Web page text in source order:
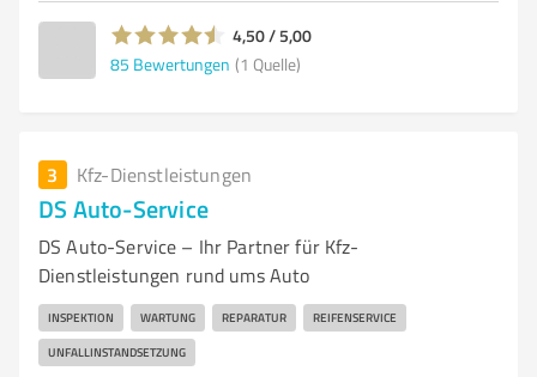
4,50 / 5,00
85 Bewertungen (1 Quelle)
3 Kfz-Dienstleistungen
DS Auto-Service
DS Auto-Service – Ihr Partner für Kfz-
Dienstleistungen rund ums Auto
INSPEKTION WARTUNG REPARATUR REIFENSERVICE
UNFALLINSTANDSETZUNG